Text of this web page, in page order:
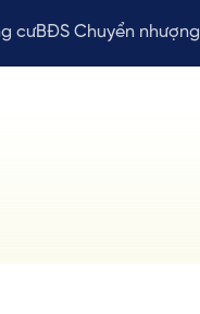
cưBĐS Chuyển nhượng